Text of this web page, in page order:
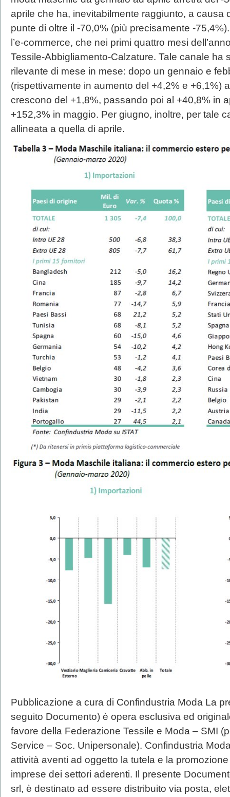
aprile che ha, inevitabilmente raggiunto, a causa
punte di oltre il -70,0% (più precisamente -
l’e-commerce, che nei primi quattro mesi
Tessile-Abbigliamento-Calzature. Tale canale ha
rilevante di mese in mese: dopo un gennaio e
(rispettivamente in aumento del +4,2% e +6,1%)
crescono del +1,8%, passando poi al +40,8% in
+152,3% in maggio. Per giugno, inoltre, per tale
allineata a quella di aprile.
Pubblicazione a cura di Confindustria Moda La
seguito Documento) è opera esclusiva ed
favore della Federazione Tessile e Moda – SMI
Service – Soc. Unipersonale). Confindustria
attività aventi ad oggetto la tutela e la
imprese dei settori aderenti. Il presente
srl, è destinato ad essere distribuito via posta,